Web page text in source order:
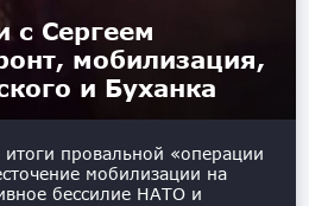
с Сергеем
мобилизация,
и Буханка
провальной «операции
мобилизации на
бессилие НАТО и